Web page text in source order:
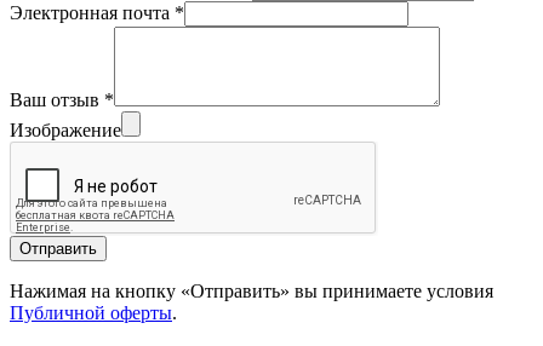
Электронная почта *
Ваш отзыв *
Изображение
Отправить
Нажимая на кнопку «Отправить» вы принимаете условия
Публичной оферты.